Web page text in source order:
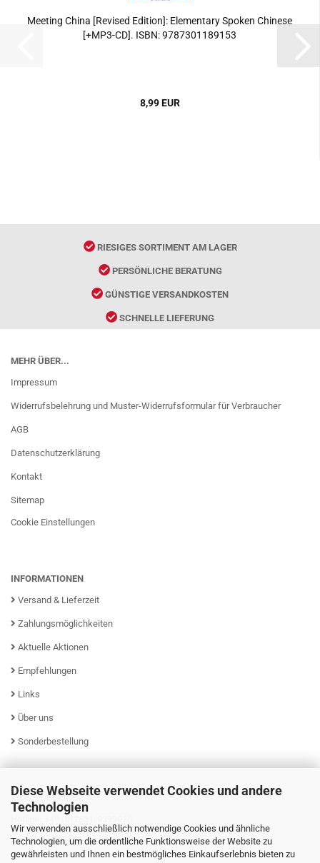
Diese Webseite verwendet Cookies und andere
Technologien
Wir verwenden ausschließlich notwendige Cookies und ähnliche
Technologien, um die ordentliche Funktionsweise der Website zu
gewährleisten und Ihnen ein bestmögliches Einkaufserlebnis bieten zu
Meeting China [Revised Edition]: Elementary Spoken Chinese
[+MP3-CD]. ISBN: 9787301189153
8,99 EUR
RIESIGES SORTIMENT AM LAGER
PERSÖNLICHE BERATUNG
GÜNSTIGE VERSANDKOSTEN
SCHNELLE LIEFERUNG
MEHR ÜBER...
Impressum
Widerrufsbelehrung und Muster-Widerrufsformular für Verbraucher
AGB
Datenschutzerklärung
Kontakt
Sitemap
Cookie Einstellungen
INFORMATIONEN
Versand & Lieferzeit
Zahlungsmöglichkeiten
Aktuelle Aktionen
Empfehlungen
Links
Über uns
Sonderbestellung
KUNDENSERVICE
Mo - Fr von 08:00 - 16:00 Uhr